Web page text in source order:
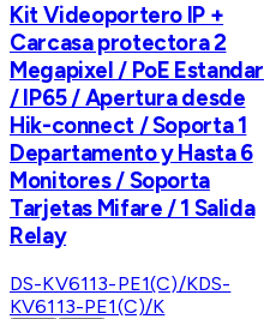
Kit Videoportero IP +
Carcasa protectora 2
Megapixel / PoE Estandar
/ IP65 / Apertura desde
Hik-connect / Soporta 1
Departamento y Hasta 6
Monitores / Soporta
Tarjetas Mifare / 1 Salida
Relay
DS-KV6113-PE1(C)/KDS-
KV6113-PE1(C)/K